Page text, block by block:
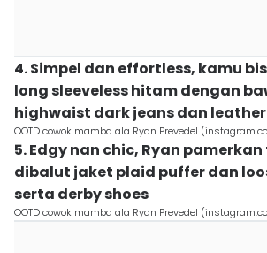
4. Simpel dan effortless, kamu
long sleeveless hitam dengan
highwaist dark jeans dan
OOTD cowok mamba ala Ryan Prevedel
5. Edgy nan chic, Ryan
dibalut jaket plaid puffer dan
serta derby shoes
OOTD cowok mamba ala Ryan Prevedel